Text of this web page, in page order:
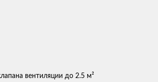
вентиляции до 2.5 м²